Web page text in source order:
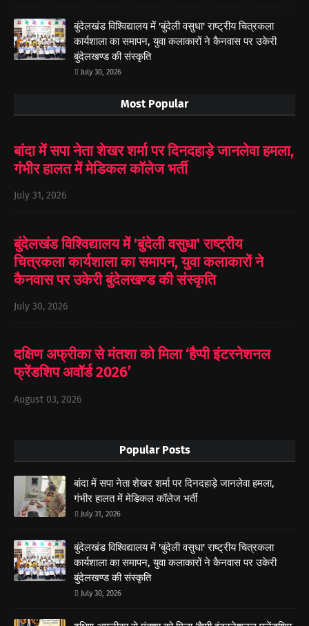
बुंदेलखंड विश्विद्यालय में 'बुंदेली वसुधा' राष्ट्रीय चित्रकला
कार्यशाला का समापन, युवा कलाकारों ने कैनवास पर उकेरी
बुंदेलखण्ड की संस्कृति
July 30, 2026
Most Popular
बांदा में सपा नेता शेखर शर्मा पर दिनदहाड़े जानलेवा हमला,
गंभीर हालत में मेडिकल कॉलेज भर्ती
July 31, 2026
बुंदेलखंड विश्विद्यालय में 'बुंदेली वसुधा' राष्ट्रीय
चित्रकला कार्यशाला का समापन, युवा कलाकारों ने
कैनवास पर उकेरी बुंदेलखण्ड की संस्कृति
July 30, 2026
दक्षिण अफ्रीका से मंतशा को मिला ‘हैप्पी इंटरनेशनल
फ्रेंडशिप अवॉर्ड 2026’
August 03, 2026
Popular Posts
बांदा में सपा नेता शेखर शर्मा पर दिनदहाड़े जानलेवा हमला,
गंभीर हालत में मेडिकल कॉलेज भर्ती
July 31, 2026
बुंदेलखंड विश्विद्यालय में 'बुंदेली वसुधा' राष्ट्रीय चित्रकला
कार्यशाला का समापन, युवा कलाकारों ने कैनवास पर उकेरी
बुंदेलखण्ड की संस्कृति
July 30, 2026